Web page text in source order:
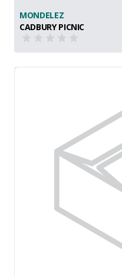
MONDELEZ
CADBURY PICNIC